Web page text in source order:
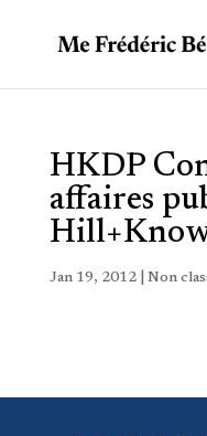
HKDP
affaires
Jan 19, 2012| Non